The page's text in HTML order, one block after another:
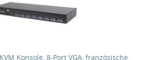
Konsole, 8-Port VGA, französische